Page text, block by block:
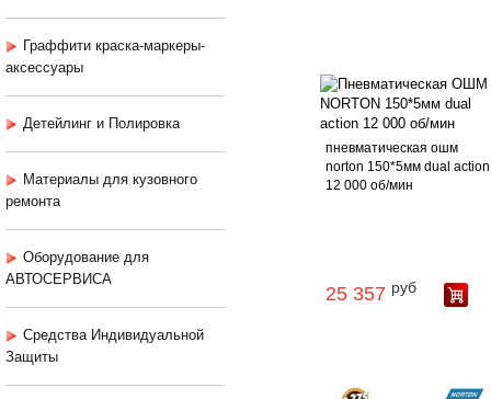
Граффити краска-маркеры-
аксессуары
Детейлинг и Полировка
Материалы для кузовного
ремонта
Оборудование для
АВТОСЕРВИСА
Средства Индивидуальной
Защиты
пневматическая ошм
norton 150*5мм dual action
12 000 об/мин
25 357 руб